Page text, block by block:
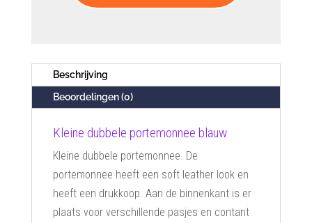
aantal
Beschrijving
Beoordelingen (0)
Kleine dubbele portemonnee blauw
Kleine dubbele portemonnee. De
portemonnee heeft een soft leather look en
heeft een drukkoop. Aan de binnenkant is er
plaats voor verschillende pasjes en contant